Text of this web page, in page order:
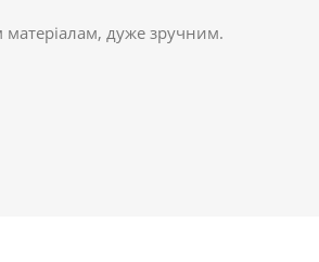
дуже зручним.